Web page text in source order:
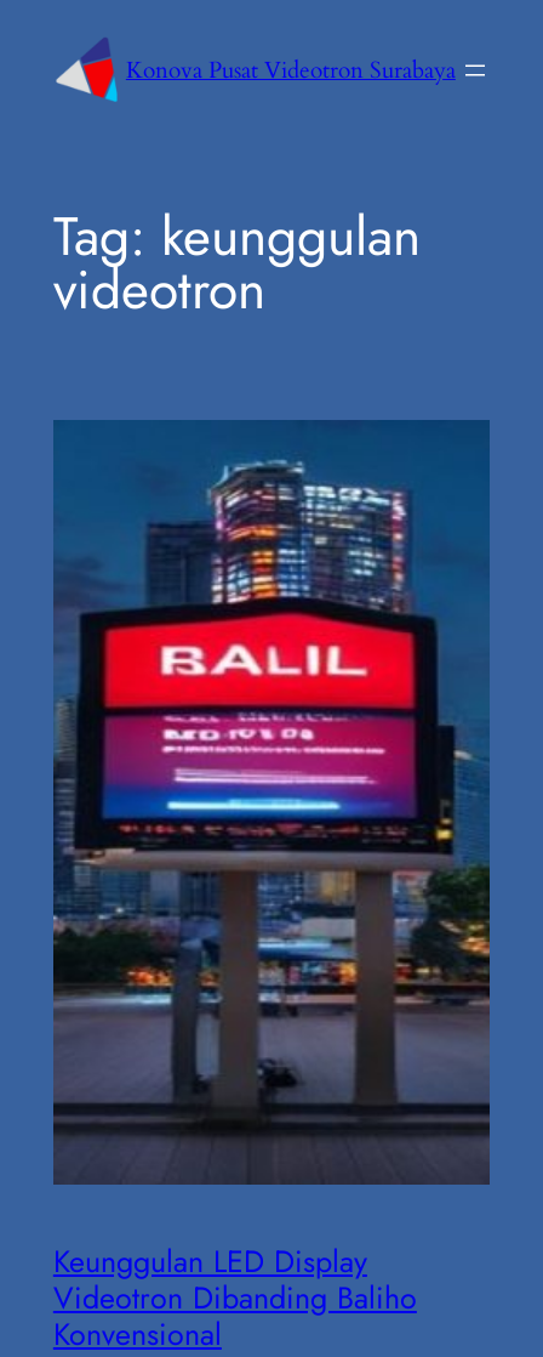
Konova Pusat Videotron Surabaya
Tag: keunggulan
videotron
Keunggulan LED Display
Videotron Dibanding Baliho
Konvensional